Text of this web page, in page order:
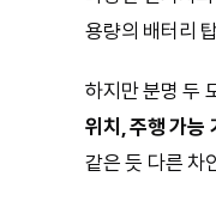
용량의 배터리
하지만 분명 두
위치, 주행 가능
같은 듯 다른 차